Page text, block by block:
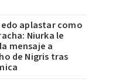
aplastar como
Niurka le
mensaje a
de Nigris tras